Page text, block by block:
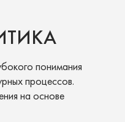
понимания
процессов.
на основе